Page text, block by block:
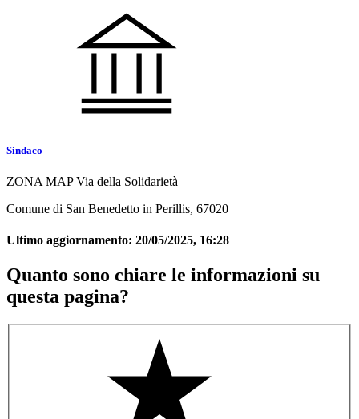
Sindaco
ZONA MAP Via della Solidarietà
Comune di San Benedetto in Perillis, 67020
Ultimo aggiornamento: 20/05/2025, 16:28
Quanto sono chiare le informazioni su
questa pagina?